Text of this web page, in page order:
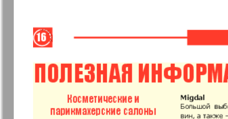
Seiten Zeitung "Nasche
7
❬ Apelsin
MK-Germany
Landsleute
MK-